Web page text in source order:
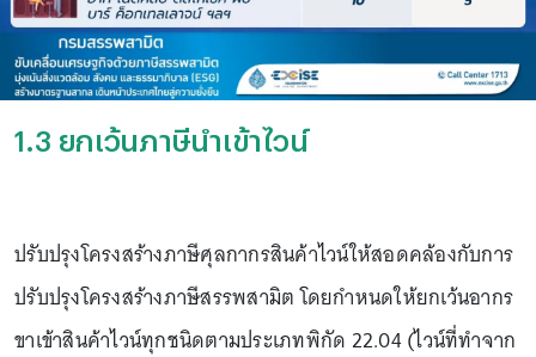
1.3 ยกเว้นภาษีนำเข้าไวน์
ปรับปรุงโครงสร้างภาษีศุลกากรสินค้าไวน์ให้สอดคล้องกับการ
ปรับปรุงโครงสร้างภาษีสรรพสามิต โดยกำหนดให้ยกเว้นอากร
ขาเข้าสินค้าไวน์ทุกชนิดตามประเภทพิกัด 22.04 (ไวน์ที่ทำจาก